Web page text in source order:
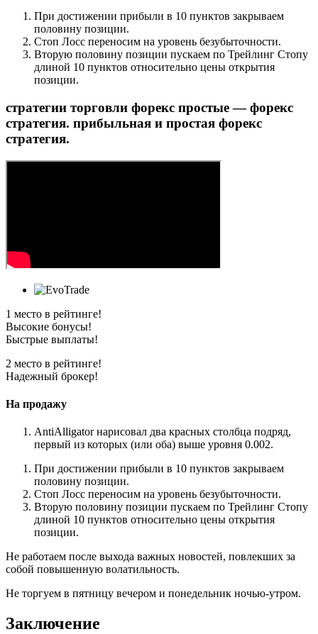
При достижении прибыли в 10 пунктов закрываем
половину позиции.
Стоп Лосс переносим на уровень безубыточности.
Вторую половину позиции пускаем по Трейлинг Стопу
длиной 10 пунктов относительно цены открытия
позиции.
стратегии торговли форекс простые — форекс
стратегия. прибыльная и простая форекс
стратегия.
1 место в рейтинге!
Высокие бонусы!
Быстрые выплаты!
2 место в рейтинге!
Надежный брокер!
На продажу
AntiAlligator нарисовал два красных столбца подряд,
первый из которых (или оба) выше уровня 0.002.
При достижении прибыли в 10 пунктов закрываем
половину позиции.
Стоп Лосс переносим на уровень безубыточности.
Вторую половину позиции пускаем по Трейлинг Стопу
длиной 10 пунктов относительно цены открытия
позиции.
Не работаем после выхода важных новостей, повлекших за
собой повышенную волатильность.
Не торгуем в пятницу вечером и понедельник ночью-утром.
Заключение